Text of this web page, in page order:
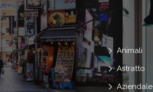
Animali
Astratto
Aziendale